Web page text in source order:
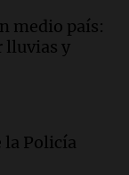
en
Paz
Cristo
medio país:
lluvias y
la Policía